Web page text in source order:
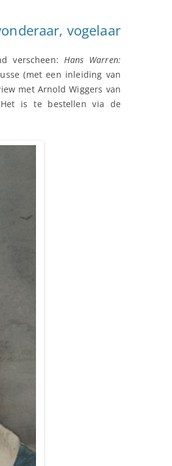
vogelaar
verscheen: Hans Warren:
(met een inleiding van
met Arnold Wiggers van
is te bestellen via de